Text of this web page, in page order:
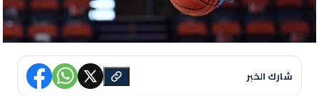
شارك الخبر